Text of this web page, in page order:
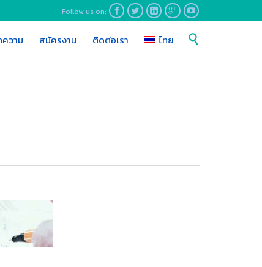
Follow us on:     
Skip
to
วาม สมัครงาน ติดต่อเรา ไทย 